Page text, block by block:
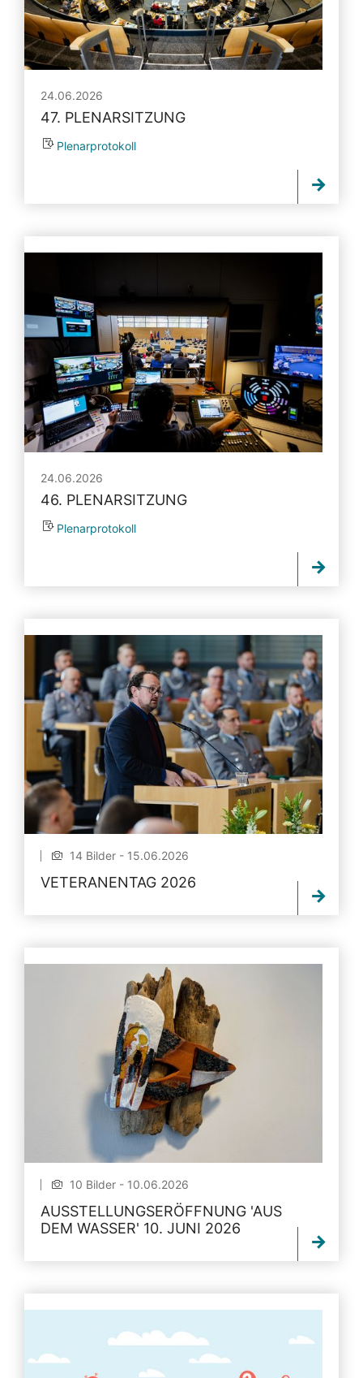
24.06.2026
47. PLENARSITZUNG
Plenarprotokoll
24.06.2026
46. PLENARSITZUNG
Plenarprotokoll
14 Bilder - 15.06.2026
VETERANENTAG 2026
10 Bilder - 10.06.2026
AUSSTELLUNGSERÖFFNUNG 'AUS
DEM WASSER' 10. JUNI 2026